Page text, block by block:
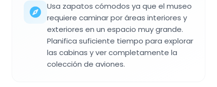
Usa zapatos cómodos ya que el museo
requiere caminar por áreas interiores y
exteriores en un espacio muy grande.
Planifica suficiente tiempo para explorar
las cabinas y ver completamente la
colección de aviones.